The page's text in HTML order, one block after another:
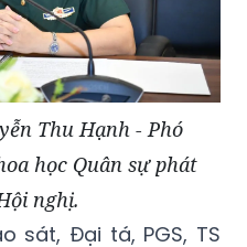
Thu Hạnh - Phó
học Quân sự phát
nghị.
sát, Đại tá, PGS, TS